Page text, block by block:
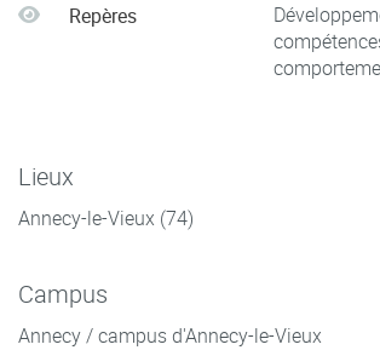
Repères
Lieux
Annecy-le-Vieux (74)
Campus
Annecy / campus d'Annecy-le-Vieux